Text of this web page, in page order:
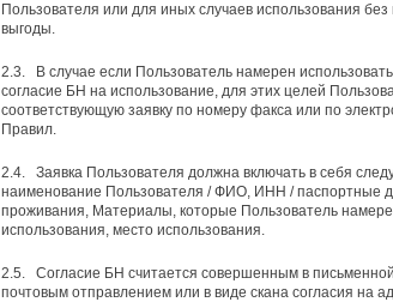
Пользователя или для иных случаев использования
выгоды.
2.3. В случае если Пользователь намерен
согласие БН на использование, для этих целей
соответствующую заявку по номеру факса или по
Правил.
2.4. Заявка Пользователя должна включать в себя
наименование Пользователя / ФИО, ИНН / паспортные
проживания, Материалы, которые Пользователь
использования, место использования.
2.5. Согласие БН считается совершенным в
почтовым отправлением или в виде скана согласия на